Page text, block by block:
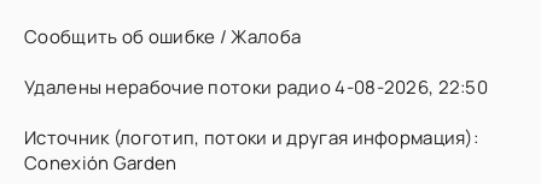
Сообщить об ошибке / Жалоба
Удалены нерабочие потоки радио 4-08-2026, 22:50
Источник (логотип, потоки и другая информация):
Conexión Garden